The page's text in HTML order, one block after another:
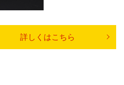
詳しくはこちら